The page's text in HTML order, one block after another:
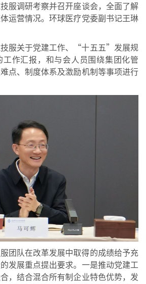
服调研考察并召开座谈会，全面了解
运营情况。环球医疗党委副书记王琳
服关于党建工作、 “十五五”
发展规
作汇报， 和与会人员围绕集团化管
点、制度体系及激励机制等事项进行
团队在改革发展中 取得的成绩给予充
发展重点提出要求。 一是推动党建工
，结合混合所有制企业特色优势，发